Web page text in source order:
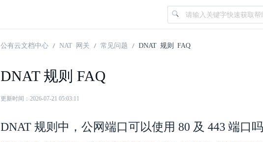
公有云文档中心 NAT 网关 常见问题 DNAT 规则 FAQ
DNAT 规则 FAQ
更新时间：2026-07-21 05:03:11
DNAT 规则中，公网端口可以使用 80 及 443 端口